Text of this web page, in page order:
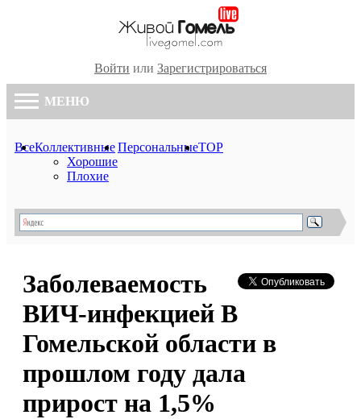
Войти или Зарегистрироваться
МЕНЮ
ВсеКоллективные
Хорошие
Плохие
ПерсональныеTOP
Заболеваемость
ВИЧ-инфекцией В
Гомельской области в
прошлом году дала
прирост на 1,5%